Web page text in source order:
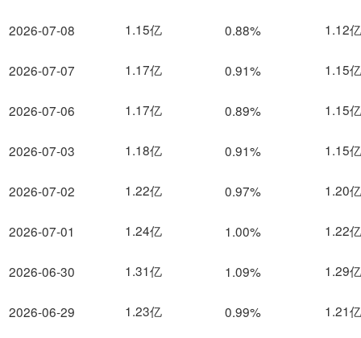
2026-07-08
2026-07-07
2026-07-06
2026-07-03
2026-07-02
2026-07-01
2026-06-30
2026-06-29
1.15亿 0.88% 1.12亿
1.17亿 0.91% 1.15亿
1.17亿 0.89% 1.15亿
1.18亿 0.91% 1.15亿
1.22亿 0.97% 1.20亿
1.24亿 1.00% 1.22亿
1.31亿 1.09% 1.29亿
1.23亿 0.99% 1.21亿